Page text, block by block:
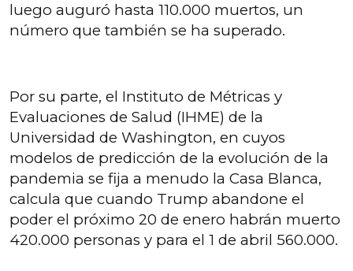
luego auguró hasta 110.000 muertos, un
número que también se ha superado.
Por su parte, el Instituto de Métricas y
Evaluaciones de Salud (IHME) de la
Universidad de Washington, en cuyos
modelos de predicción de la evolución de la
pandemia se fija a menudo la Casa Blanca,
calcula que cuando Trump abandone el
poder el próximo 20 de enero habrán muerto
420.000 personas y para el 1 de abril 560.000.